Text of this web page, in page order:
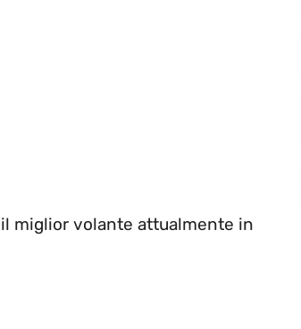
miglior volante attualmente in